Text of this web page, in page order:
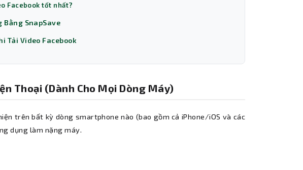
Facebook tốt nhất?
Bằng SnapSave
Tải Video Facebook
Thoại (Dành Cho Mọi Dòng Máy)
trên bất kỳ dòng smartphone nào (bao gồm cả iPhone/iOS và các
dụng làm nặng máy.